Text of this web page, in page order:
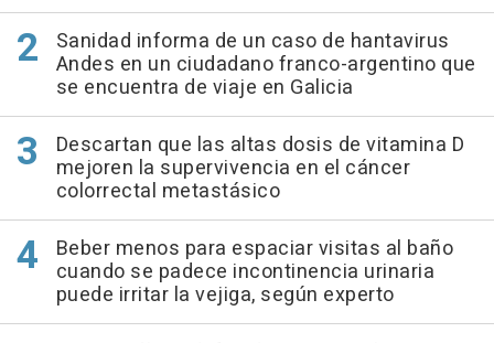
Sanidad informa de un caso de hantavirus
Andes en un ciudadano franco-argentino que
se encuentra de viaje en Galicia
Descartan que las altas dosis de vitamina D
mejoren la supervivencia en el cáncer
colorrectal metastásico
Beber menos para espaciar visitas al baño
cuando se padece incontinencia urinaria
puede irritar la vejiga, según experto